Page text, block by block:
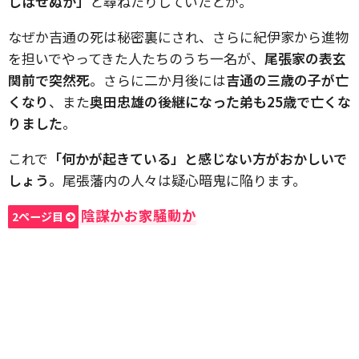
なぜか吉通の死は秘密裏にされ、さらに紀伊家から進物
を担いでやってきた人たちのうち一名が、 尾張家の表玄
関前で突然死。さらに二か月後には吉通の三歳の子が亡
くなり 、また奥田忠雄の後継になった弟も25歳で亡くな
りました。
これで 「何かが起きている」と感じない方がおかしいで
しょう。尾張藩内の人々は疑心暗鬼に陥ります。
2ページ目 陰謀かお家騒動か